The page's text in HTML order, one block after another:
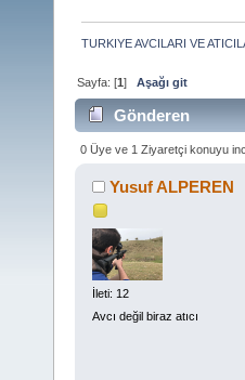
TURKIYE AVCILARI VE
Sayfa: [1]Aşağı git
Gönderen
0 Üye ve 1 Ziyaretçi konuyu
Yusuf ALPEREN
İleti: 12
Avcı değil biraz atıcı